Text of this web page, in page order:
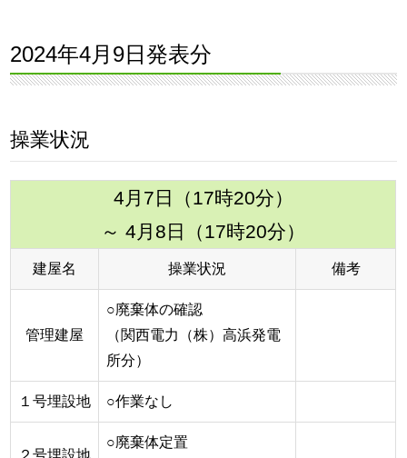
2024年4月9日発表分
操業状況
4月7日（17時20分）
～ 4月8日（17時20分）
建屋名 操業状況 備考
管理建屋
○廃棄体の確認
（関西電力（株）高浜発電
所分）
１号埋設地 ○作業なし
２号埋設地
○廃棄体定置